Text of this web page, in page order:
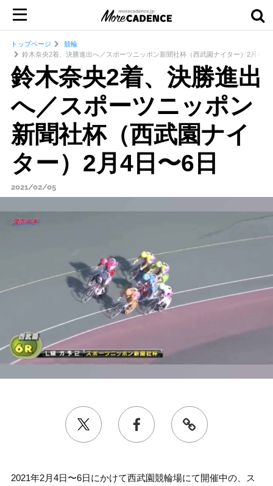
トップページ
競輪
鈴木奈央2着、決勝進出へ／スポーツニッポン新聞社杯（西武園ナイター）2月4日
鈴木奈央2着、決勝進出
へ／スポーツニッポン
新聞社杯（西武園ナイ
ター）2月4日〜6日
2021/02/05
2021年2月4日〜6日にかけて西武園競輪場にて開催中の、ス